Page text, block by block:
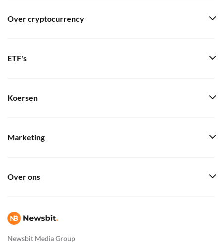
Newsbit Media Group
Over cryptocurrency
ETF's
Koersen
Marketing
Over ons